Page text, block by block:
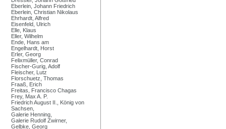
Eberlein, Johann Friedrich
Eberlein, Christian Nikolaus
Ehrhardt, Alfred
Eisenfeld, Ulrich
Elle, Klaus
Eller, Wilhelm
Ende, Hans am
Engelhardt, Horst
Erler, Georg
Felixmüller, Conrad
Fischer-Gurig, Adolf
Fleischer, Lutz
Florschuetz, Thomas
Fraaß, Erich
Freitas, Francisco Chagas
Frey, Max A. P.
Friedrich August II., König von
Sachsen,
Galerie Henning,
Galerie Rudolf Zwirner,
Gelbke, Georg